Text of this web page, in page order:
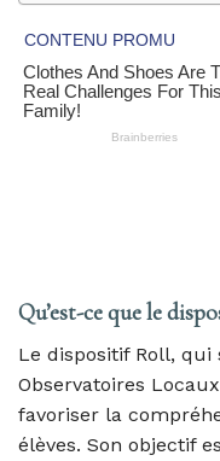
Qu’est-ce que le
Le dispositif Roll, qui
Observatoires
favoriser la
élèves. Son objectif